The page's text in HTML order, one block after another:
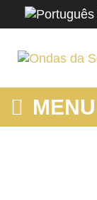
MENU